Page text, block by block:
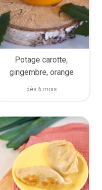
Potage carotte,
gingembre, orange
dès 6 mois